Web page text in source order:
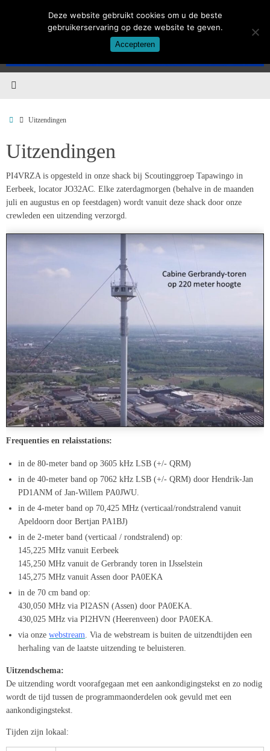
HomeUitzendingen
Uitzendingen
PI4VRZA is opgesteld in onze shack bij Scoutinggroep Tapawingo in
Eerbeek, locator JO32AC. Elke zaterdagmorgen (behalve in de maanden
juli en augustus en op feestdagen) wordt vanuit deze shack door onze
crewleden een uitzending verzorgd.
Frequenties en relaisstations:
in de 80-meter band op 3605 kHz LSB (+/- QRM)
in de 40-meter band op 7062 kHz LSB (+/- QRM) door Hendrik-Jan
PD1ANM of Jan-Willem PA0JWU.
in de 4-meter band op 70,425 MHz (verticaal/rondstralend vanuit
Apeldoorn door Bertjan PA1BJ)
in de 2-meter band (verticaal / rondstralend) op:
145,225 MHz vanuit Eerbeek
145,250 MHz vanuit de Gerbrandy toren in IJsselstein
145,275 MHz vanuit Assen door PA0EKA
in de 70 cm band op:
430,050 MHz via PI2ASN (Assen) door PA0EKA.
430,025 MHz via PI2HVN (Heerenveen) door PA0EKA.
via onzewebstream . Via de webstream is buiten de uitzendtijden een
herhaling van de laatste uitzending te beluisteren.
Uitzendschema:
De uitzending wordt voorafgegaan met een aankondigingstekst en zo nodig
wordt de tijd tussen de programmaonderdelen ook gevuld met een
aankondigingstekst.
Tijden zijn lokaal:
Deze website gebruikt cookies om u de beste
gebruikerservaring op deze website te geven.
Accepteren